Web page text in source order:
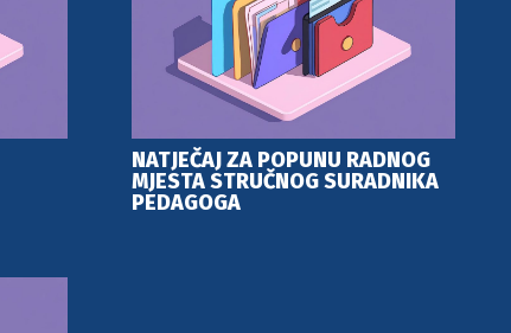
NATJEČAJ ZA POPUNU RADNOG
MJESTA STRUČNOG SURADNIKA
PEDAGOGA